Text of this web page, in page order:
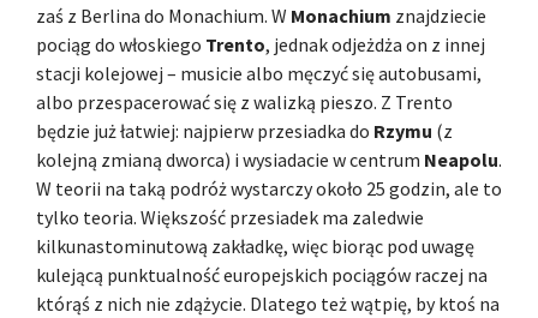
zaś z Berlina do Monachium. W Monachium znajdziecie
pociąg do włoskiego Trento, jednak odjeżdża on z innej
stacji kolejowej – musicie albo męczyć się autobusami,
albo przespacerować się z walizką pieszo. Z Trento
będzie już łatwiej: najpierw przesiadka do Rzymu (z
kolejną zmianą dworca) i wysiadacie w centrum Neapolu.
W teorii na taką podróż wystarczy około 25 godzin, ale to
tylko teoria. Większość przesiadek ma zaledwie
kilkunastominutową zakładkę, więc biorąc pod uwagę
kulejącą punktualność europejskich pociągów raczej na
którąś z nich nie zdążycie. Dlatego też wątpię, by ktoś na